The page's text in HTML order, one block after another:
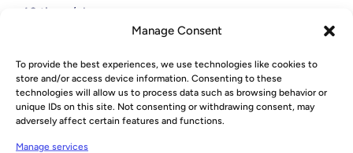
Manage Consent
To provide the best experiences, we use technologies like cookies to
store and/or access device information. Consenting to these
technologies will allow us to process data such as browsing behavior or
unique IDs on this site. Not consenting or withdrawing consent, may
adversely affect certain features and functions.
Manage services
• 40 timer/uke
Relocation
• Bolig inkludert
• Fly + henting på flyplassen
• Støtte med dokumenter